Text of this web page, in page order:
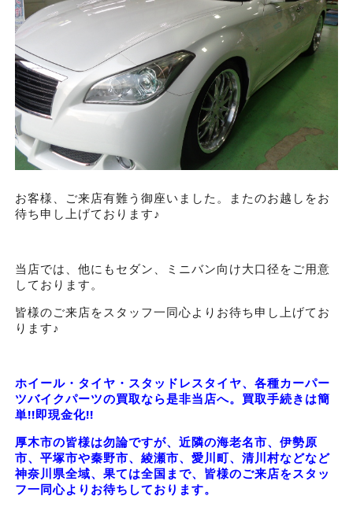
お客様、ご来店有難う御座いました。またのお越しをお
待ち申し上げております♪
当店では、他にもセダン、ミニバン向け大口径をご用意
しております。
皆様のご来店をスタッフ一同心よりお待ち申し上げてお
ります♪
ホイール・タイヤ・スタッドレスタイヤ、各種カーパー
ツバイクパーツの買取なら是非当店へ。買取手続きは簡
単!!即現金化!!
厚木市の皆様は勿論ですが、近隣の海老名市、伊勢原
市、平塚市や秦野市、綾瀬市、愛川町、清川村などなど
神奈川県全域、果ては全国まで、皆様のご来店をスタッ
フ一同心よりお待ちしております。